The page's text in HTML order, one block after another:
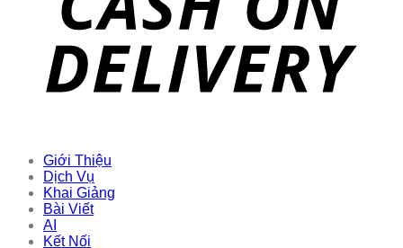
Giới Thiệu
Dịch Vụ
Khai Giảng
Bài Viết
AI
Kết Nối